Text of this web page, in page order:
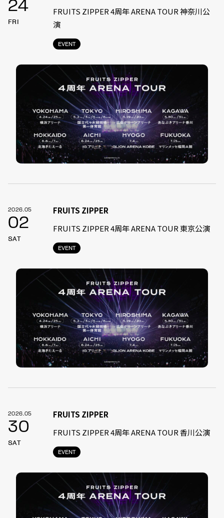
24
FRI
EVENT
FRUITS ZIPPER 4周年 ARENA TOUR 神奈川公
演
2026.05
02
SAT
EVENT
FRUITS ZIPPER
FRUITS ZIPPER 4周年 ARENA TOUR 東京公演
2026.05
30
SAT
EVENT
FRUITS ZIPPER
FRUITS ZIPPER 4周年 ARENA TOUR 香川公演